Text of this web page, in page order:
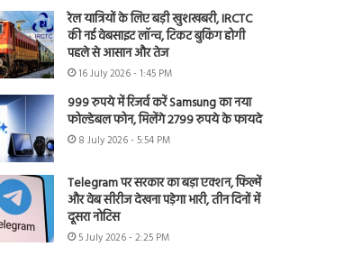
रेल यात्रियों के लिए बड़ी खुशखबरी, IRCTC
की नई वेबसाइट लॉन्च, टिकट बुकिंग होगी
पहले से आसान और तेज
16 July 2026 - 1:45 PM
999 रुपये में रिजर्व करें Samsung का नया
फोल्डेबल फोन, मिलेंगे 2799 रुपये के फायदे
8 July 2026 - 5:54 PM
Telegram पर सरकार का बड़ा एक्शन, फिल्में
और वेब सीरीज देखना पड़ेगा भारी, तीन दिनों में
दूसरा नोटिस
5 July 2026 - 2:25 PM